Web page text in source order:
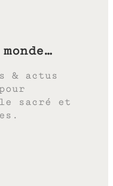
& actus
sacré et